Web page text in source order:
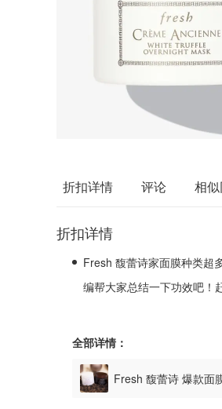
折扣详情 评论 相
折扣详情
Fresh 馥蕾诗家面膜种类超
编帮大家总结一下功效吧！
全部详情：
Fresh 馥蕾诗 爆款面